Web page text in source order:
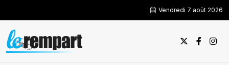
Vendredi 7 août 2026